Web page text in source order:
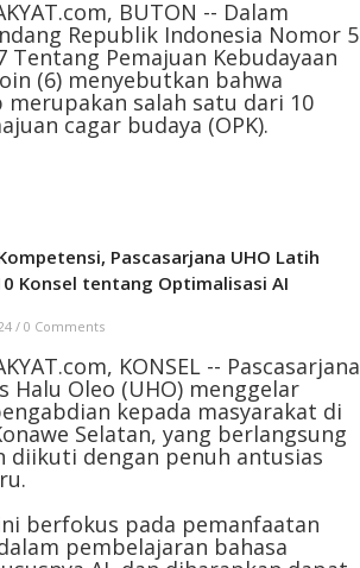
BUTON -- Dalam
Republik Indonesia Nomor 5
Tentang Pemajuan Kebudayaan
(6) menyebutkan bahwa
merupakan salah satu dari 10
cagar budaya (OPK).
Pascasarjana UHO Latih
Konsel tentang Optimalisasi AI
/ 0 Comments
KONSEL -- Pascasarjana
Halu Oleo (UHO) menggelar
kepada masyarakat di
Selatan, yang berlangsung
diikuti dengan penuh antusias
berfokus pada pemanfaatan
pembelajaran bahasa